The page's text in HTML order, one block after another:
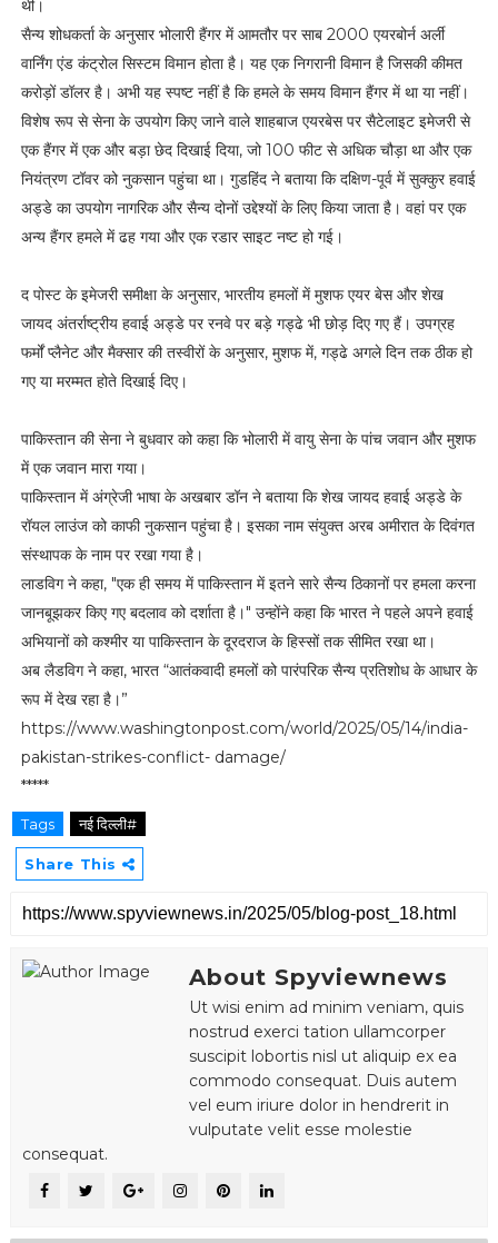
थी।
सैन्य शोधकर्ता के अनुसार भोलारी हैंगर में आमतौर पर साब 2000 एयरबोर्न अर्ली
वार्निंग एंड कंट्रोल सिस्टम विमान होता है। यह एक निगरानी विमान है जिसकी कीमत
करोड़ों डॉलर है। अभी यह स्पष्ट नहीं है कि हमले के समय विमान हैंगर में था या नहीं।
विशेष रूप से सेना के उपयोग किए जाने वाले शाहबाज एयरबेस पर सैटेलाइट इमेजरी से
एक हैंगर में एक और बड़ा छेद दिखाई दिया, जो 100 फीट से अधिक चौड़ा था और एक
नियंत्रण टॉवर को नुकसान पहुंचा था। गुडहिंद ने बताया कि दक्षिण-पूर्व में सुक्कुर हवाई
अड्डे का उपयोग नागरिक और सैन्य दोनों उद्देश्यों के लिए किया जाता है। वहां पर एक
अन्य हैंगर हमले में ढह गया और एक रडार साइट नष्ट हो गई।
द पोस्ट के इमेजरी समीक्षा के अनुसार, भारतीय हमलों में मुशफ एयर बेस और शेख
जायद अंतर्राष्ट्रीय हवाई अड्डे पर रनवे पर बड़े गड्ढे भी छोड़ दिए गए हैं। उपग्रह
फर्मों प्लैनेट और मैक्सार की तस्वीरों के अनुसार, मुशफ में, गड्ढे अगले दिन तक ठीक हो
गए या मरम्मत होते दिखाई दिए।
पाकिस्तान की सेना ने बुधवार को कहा कि भोलारी में वायु सेना के पांच जवान और मुशफ
में एक जवान मारा गया।
पाकिस्तान में अंग्रेजी भाषा के अखबार डॉन ने बताया कि शेख जायद हवाई अड्डे के
रॉयल लाउंज को काफी नुकसान पहुंचा है। इसका नाम संयुक्त अरब अमीरात के दिवंगत
संस्थापक के नाम पर रखा गया है।
लाडविग ने कहा, "एक ही समय में पाकिस्तान में इतने सारे सैन्य ठिकानों पर हमला करना
जानबूझकर किए गए बदलाव को दर्शाता है।" उन्होंने कहा कि भारत ने पहले अपने हवाई
अभियानों को कश्मीर या पाकिस्तान के दूरदराज के हिस्सों तक सीमित रखा था।
अब लैडविग ने कहा, भारत “आतंकवादी हमलों को पारंपरिक सैन्य प्रतिशोध के आधार के
रूप में देख रहा है।”
https://www.washingtonpost.com/world/2025/05/14/india-
pakistan-strikes-conflict- damage/
*****
Tags नई दिल्ली#
Share This
About Spyviewnews
Ut wisi enim ad minim veniam, quis
nostrud exerci tation ullamcorper
suscipit lobortis nisl ut aliquip ex ea
commodo consequat. Duis autem
vel eum iriure dolor in hendrerit in
vulputate velit esse molestie
consequat.